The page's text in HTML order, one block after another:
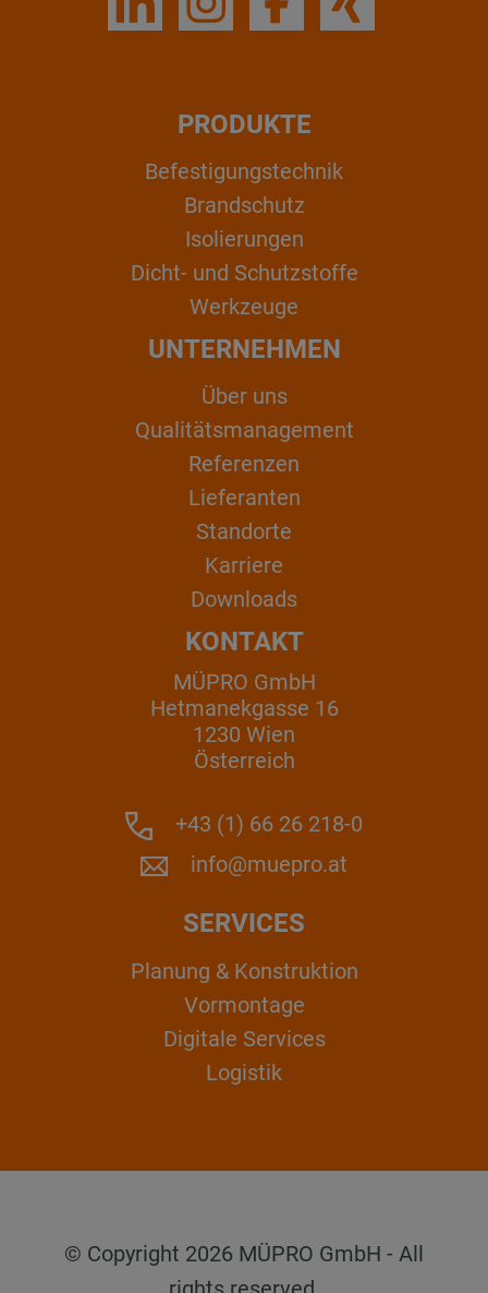
PRODUKTE
Befestigungstechnik
Brandschutz
Isolierungen
Dicht- und Schutzstoffe
Werkzeuge
UNTERNEHMEN
Über uns
Qualitätsmanagement
Referenzen
Lieferanten
Standorte
Karriere
Downloads
KONTAKT
MÜPRO GmbH
Hetmanekgasse 16
1230 Wien
Österreich
+43 (1) 66 26 218-0
info@muepro.at
SERVICES
Planung & Konstruktion
Vormontage
Digitale Services
Logistik
© Copyright 2026 MÜPRO GmbH - All